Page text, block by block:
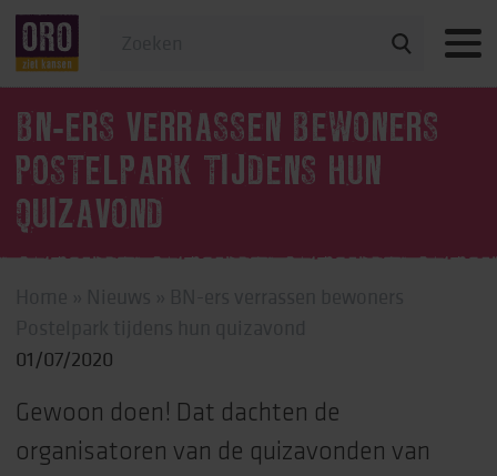
Veelgestelde vragen
BN-ERS VERRASSEN BEWONERS
POSTELPARK TIJDENS HUN
QUIZAVOND
01/07/2020
Gewoon doen! Dat dachten de
organisatoren van de quizavonden van